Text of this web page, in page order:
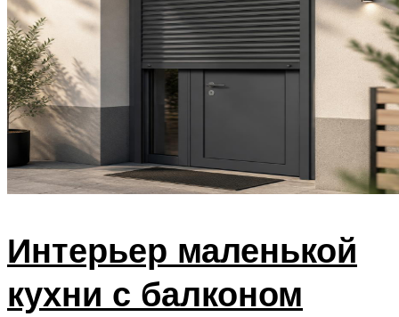
Интерьер маленькой
кухни с балконом